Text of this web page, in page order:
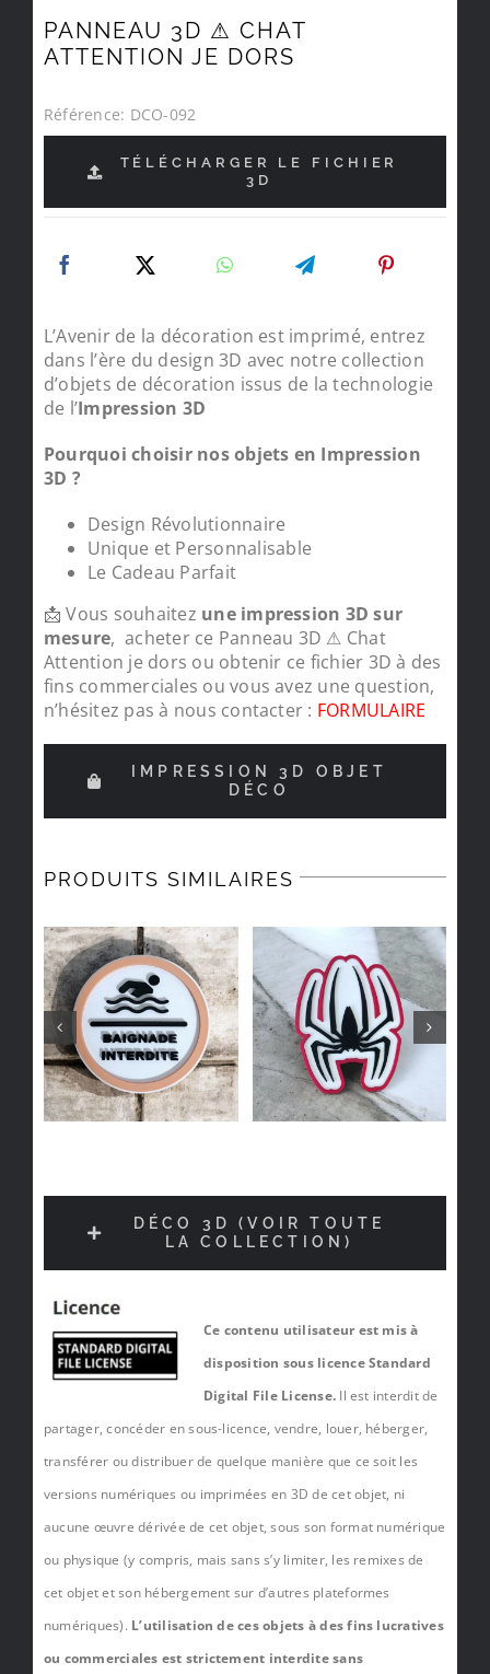
PANNEAU 3D ⚠ CHAT
ATTENTION JE DORS
Référence: DCO-092
TÉLÉCHARGER LE FICHIER
3D
L’Avenir de la décoration est imprimé, entrez
dans l’ère du design 3D avec notre collection
d’objets de décoration issus de la technologie
de l’Impression 3D
Pourquoi choisir nos objets en Impression
3D ?
Design Révolutionnaire
Unique et Personnalisable
Le Cadeau Parfait
📩 Vous souhaitez une impression 3D sur
mesure, acheter ce Panneau 3D ⚠ Chat
Attention je dors ou obtenir ce fichier 3D à des
fins commerciales ou vous avez une question,
n’hésitez pas à nous contacter : FORMULAIRE
IMPRESSION 3D OBJET
DÉCO
PRODUITS SIMILAIRES
DÉCO 3D (VOIR TOUTE
LA COLLECTION)
Ce contenu utilisateur est mis à
disposition sous licence Standard
Digital File License. Il est interdit de
partager, concéder en sous-licence, vendre, louer, héberger,
transférer ou distribuer de quelque manière que ce soit les
versions numériques ou imprimées en 3D de cet objet, ni
aucune œuvre dérivée de cet objet, sous son format numérique
ou physique (y compris, mais sans s’y limiter, les remixes de
cet objet et son hébergement sur d’autres plateformes
numériques). L’utilisation de ces objets à des fins lucratives
ou commerciales est strictement interdite sans